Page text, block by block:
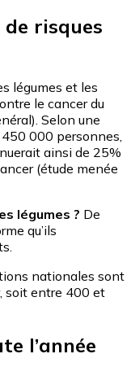
risques
légumes et les
le cancer du
Selon une
000 personnes,
ainsi de 25%
(étude menée
légumes ? De
qu’ils
nationales sont
soit entre 400 et
l’année